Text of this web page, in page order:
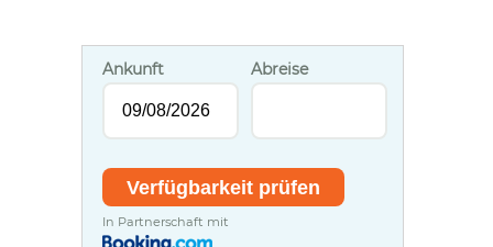
Ankunft Abreise
In Partnerschaft mit